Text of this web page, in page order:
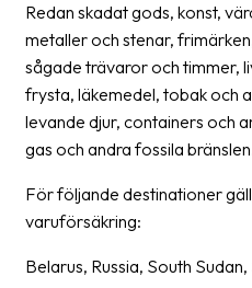
and
conditions
Privacy
Prohibited
and
dangerous
content
Redan skadat gods, konst,
metaller och stenar,
sågade trävaror och timmer,
frysta, läkemedel, tobak och
levande djur, containers och
gas och andra fossila
För följande destinationer
varuförsäkring:
Belarus, Russia, South